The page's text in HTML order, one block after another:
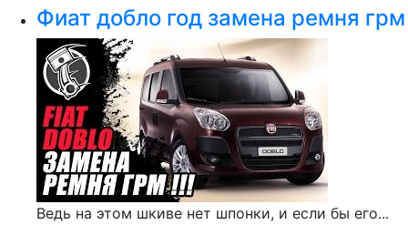
Фиат добло год замена ремня грм
Ведь на этом шкиве нет шпонки, и если бы его...